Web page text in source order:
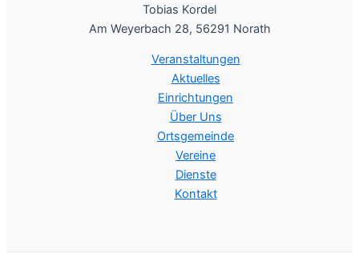
Tobias Kordel
Am Weyerbach 28, 56291 Norath
Veranstaltungen
Aktuelles
Einrichtungen
Über Uns
Ortsgemeinde
Vereine
Dienste
Kontakt